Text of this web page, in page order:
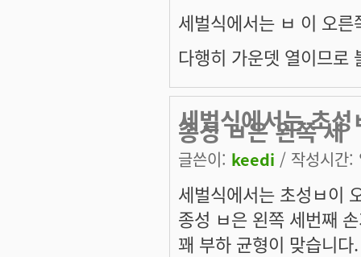
세벌식에서는 ㅂ 이 오
다행히 가운뎃 열이므로
세벌식에서는 초
종성 ㅂ은 왼쪽 세
글쓴이: keedi / 작성시간
세벌식에서는 초성ㅂ이
종성 ㅂ은 왼쪽 세번째
꽤 부하 균형이 맞습니다.